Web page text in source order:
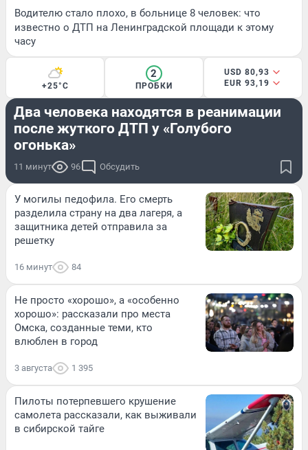
Водителю стало плохо, в больнице 8 человек: что
известно о ДТП на Ленинградской площади к этому
часу
+25°C
2
ПРОБКИ
USD 80,93
EUR 93,19
ПРОИСШЕСТВИЯ
Два человека находятся в реанимации
после жуткого ДТП у «Голубого
огонька»
11 минут 96 Обсудить
У могилы педофила. Его смерть
разделила страну на два лагеря, а
защитника детей отправила за
решетку
16 минут 84
Не просто «хорошо», а «особенно
хорошо»: рассказали про места
Омска, созданные теми, кто
влюблен в город
3 августа 1 395
Пилоты потерпевшего крушение
самолета рассказали, как выживали
в сибирской тайге